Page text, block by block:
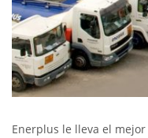
Enerplus le lleva el mejor